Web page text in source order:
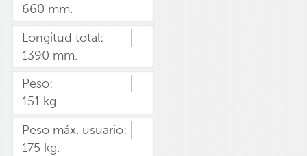
660 mm.
Longitud total:
1390 mm.
Peso:
151 kg.
Peso máx. usuario:
175 kg.